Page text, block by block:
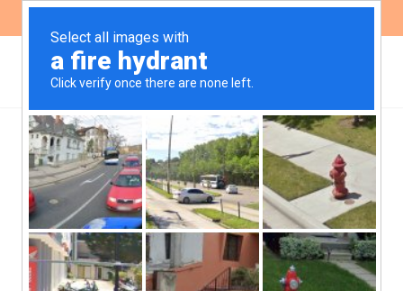
Más de 15 países
latinoamericanos
solicitaron a presidentes
medidas para proteger la